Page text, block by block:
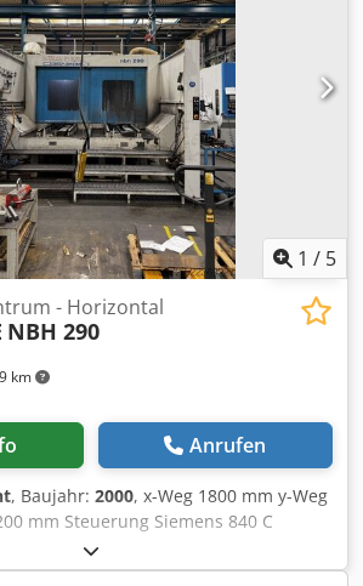
1 / 5
km
- Horizontal
NBH 290
Anrufen
, Baujahr: 2000, x-Weg 1800 mm y-Weg
mm Steuerung Siemens 840 C
20 kW CNC Horizontal
Hüller - Hille NBH 290 Baujahr 2000